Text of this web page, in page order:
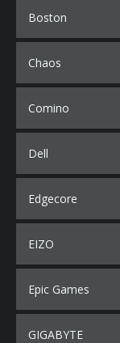
Boston
Chaos
Comino
Dell
Edgecore
EIZO
Epic Games
GIGABYTE